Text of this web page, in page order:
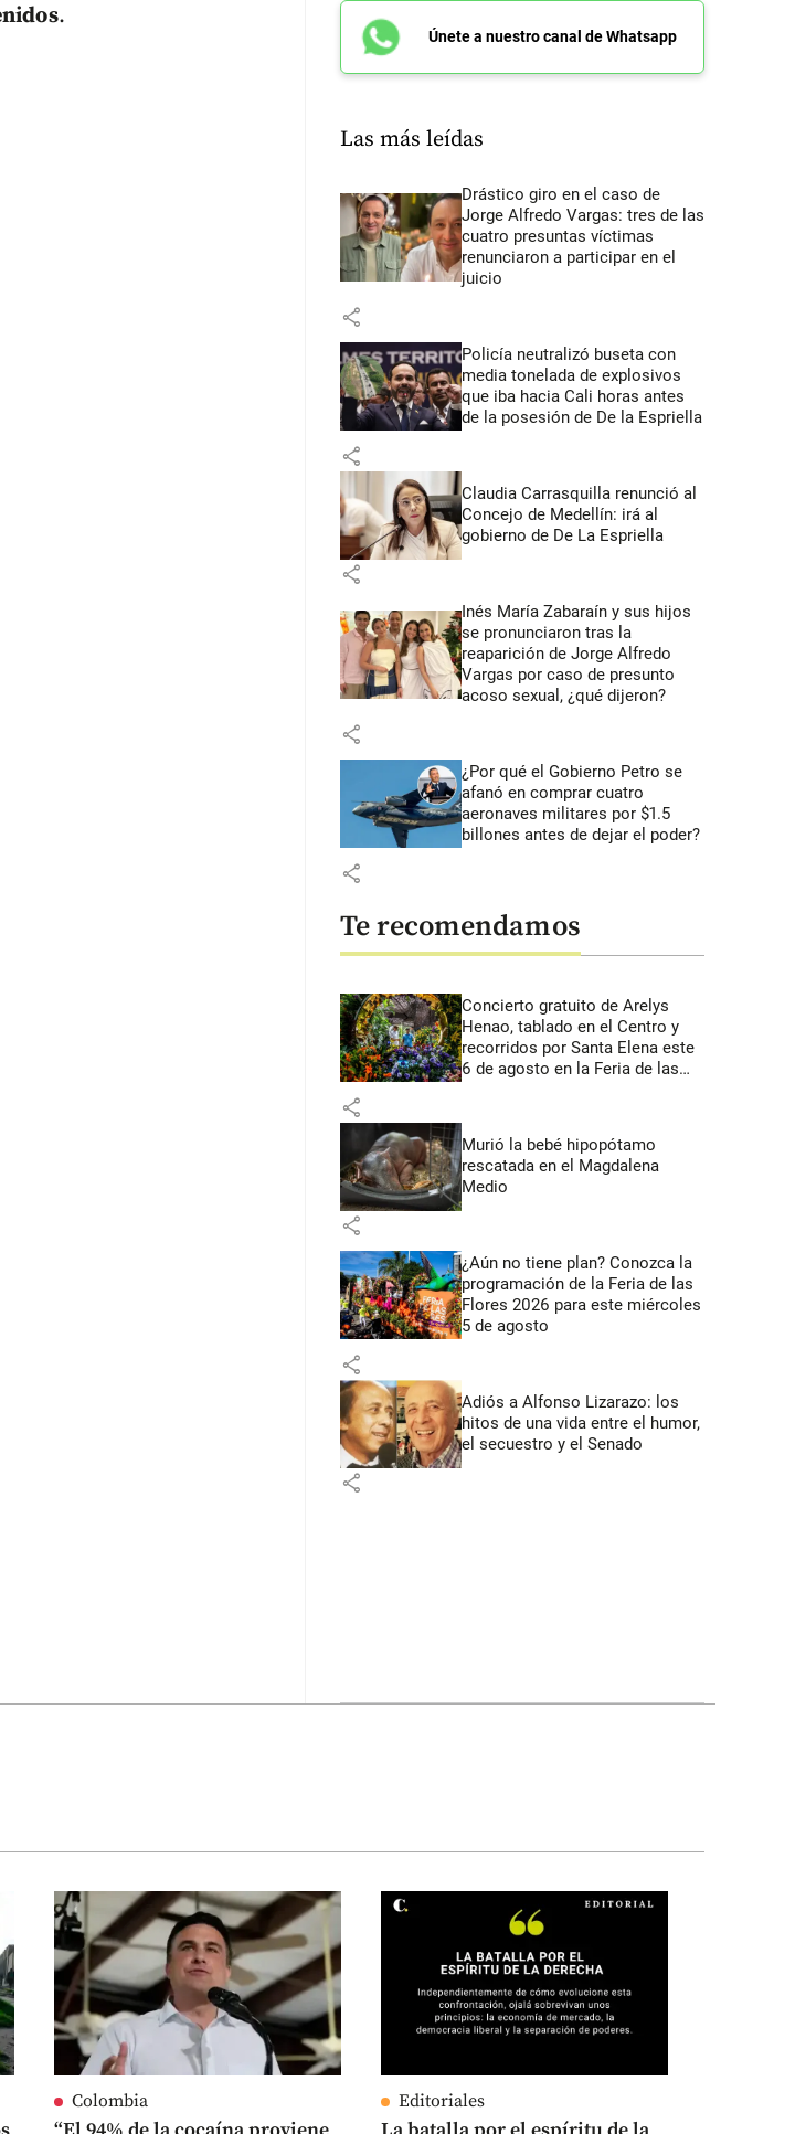
.
Únete a nuestro canal de Whatsapp
Las más leídas
Drástico giro en el caso de
Jorge Alfredo Vargas: tres de las
cuatro presuntas víctimas
renunciaron a participar en el
juicio
share
Policía neutralizó buseta con
media tonelada de explosivos
que iba hacia Cali horas antes
de la posesión de De la Espriella
share
Claudia Carrasquilla renunció al
Concejo de Medellín: irá al
gobierno de De La Espriella
share
Inés María Zabaraín y sus hijos
se pronunciaron tras la
reaparición de Jorge Alfredo
Vargas por caso de presunto
acoso sexual, ¿qué dijeron?
share
¿Por qué el Gobierno Petro se
afanó en comprar cuatro
aeronaves militares por $1.5
billones antes de dejar el poder?
share
Te recomendamos
Concierto gratuito de Arelys
Henao, tablado en el Centro y
recorridos por Santa Elena este
6 de agosto en la Feria de las
share
Murió la bebé hipopótamo
rescatada en el Magdalena
Medio
share
¿Aún no tiene plan? Conozca la
programación de la Feria de las
Flores 2026 para este miércoles
5 de agosto
share
Adiós a Alfonso Lizarazo: los
hitos de una vida entre el humor,
el secuestro y el Senado
share
Colombia Editoriales